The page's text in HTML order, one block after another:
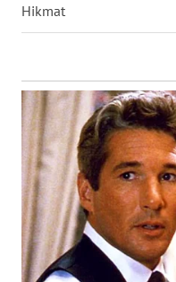
Hikmat
WN
WN
MALUT
WN
DAIRI
WN
DANAU
TOBA